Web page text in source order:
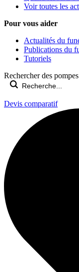
Voir toutes les
Pour vous aider
Actualités du
Publications du
Tutoriels
Rechercher des
Devis comparatif